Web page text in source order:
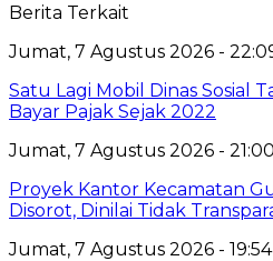
Berita Terkait
Jumat, 7 Agustus 2026 -
Satu Lagi Mobil Dinas Sosial
Bayar Pajak Sejak 2022
Jumat, 7 Agustus 2026 -
Proyek Kantor Kecamatan
Disorot, Dinilai Tidak
Jumat, 7 Agustus 2026 -